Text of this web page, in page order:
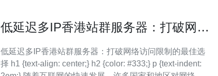
低延迟多IP香港站群服务器：打破网络
低延迟多IP香港站群服务器：打破网络访问限制的最佳选
择 h1 {text-align: center;} h2 {color: #333;} p {text-indent: